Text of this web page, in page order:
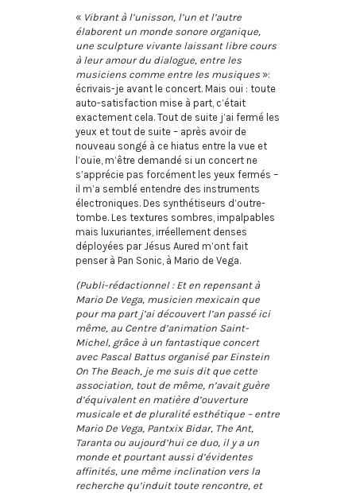
« Vibrant à l’unisson, l’un et l’autre
élaborent un monde sonore organique,
une sculpture vivante laissant libre cours
à leur amour du dialogue, entre les
musiciens comme entre les musiques »:
écrivais-je avant le concert. Mais oui : toute
auto-satisfaction mise à part, c’était
exactement cela. Tout de suite j’ai fermé les
yeux et tout de suite – après avoir de
nouveau songé à ce hiatus entre la vue et
l’ouïe, m’être demandé si un concert ne
s’apprécie pas forcément les yeux fermés –
il m’a semblé entendre des instruments
électroniques. Des synthétiseurs d’outre-
tombe. Les textures sombres, impalpables
mais luxuriantes, irréellement denses
déployées par Jésus Aured m’ont fait
penser à Pan Sonic, à Mario de Vega.
(Publi-rédactionnel : Et en repensant à
Mario De Vega, musicien mexicain que
pour ma part j’ai découvert l’an passé ici
même, au Centre d’animation Saint-
Michel, grâce à un fantastique concert
avec Pascal Battus organisé par Einstein
On The Beach, je me suis dit que cette
association, tout de même, n’avait guère
d’équivalent en matière d’ouverture
musicale et de pluralité esthétique – entre
Mario De Vega, Pantxix Bidar, The Ant,
Taranta ou aujourd’hui ce duo, il y a un
monde et pourtant aussi d’évidentes
affinités, une même inclination vers la
recherche qu’induit toute rencontre, et